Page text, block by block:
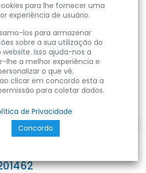
36W BLACK 4000K
para lhe fornecer uma
experiência de usuário.
los para armazenar
sobre a sua utilização do
website. Isso ajuda-nos a
lhe a melhor experiência e
o que vê.
clicar em concordo esta a
para coletar dados.
de Privacidade
Concordo